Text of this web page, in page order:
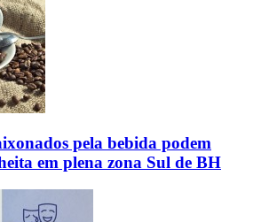
pela bebida podem
em plena zona Sul de BH